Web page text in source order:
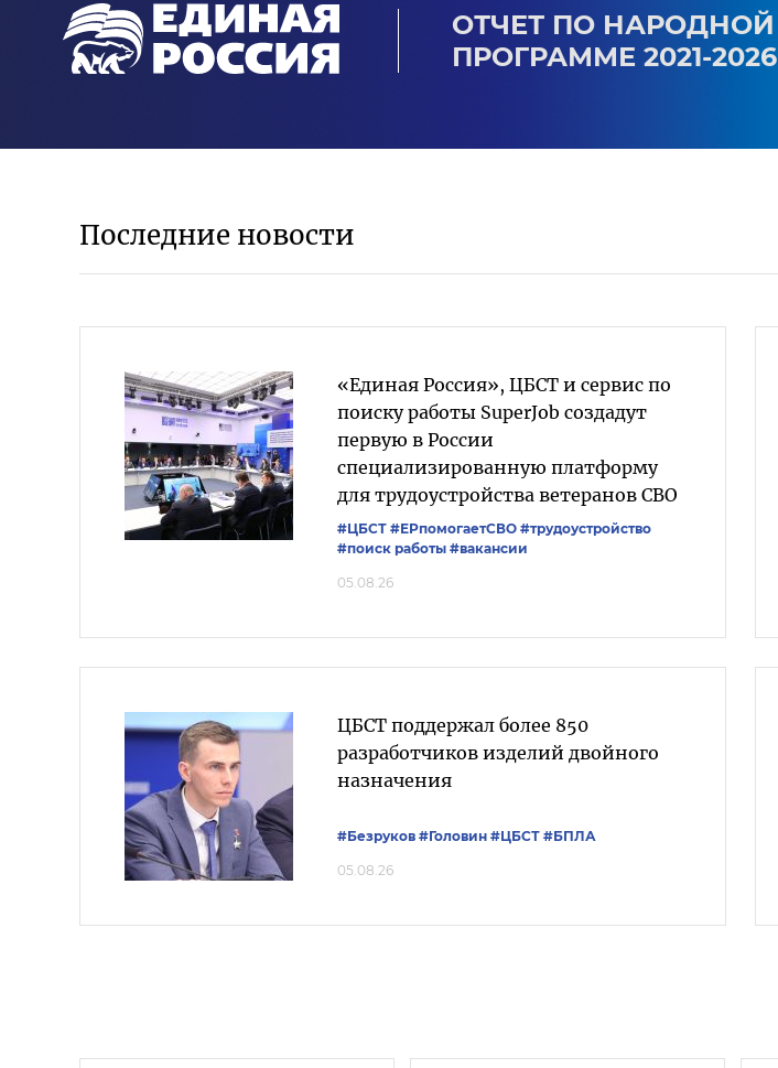
ОТЧЕТ ПО НАРОДНОЙ
ПРОГРАММЕ 2021-2026
Последние новости
«Единая Россия», ЦБСТ и сервис по
поиску работы SuperJob создадут
первую в России
специализированную платформу
для трудоустройства ветеранов СВО
#ЦБСТ #ЕРпомогаетСВО #трудоустройство
#поиск работы #вакансии
05.08.26
ЦБСТ поддержал более 850
разработчиков изделий двойного
назначения
#Безруков #Головин #ЦБСТ #БПЛА
05.08.26